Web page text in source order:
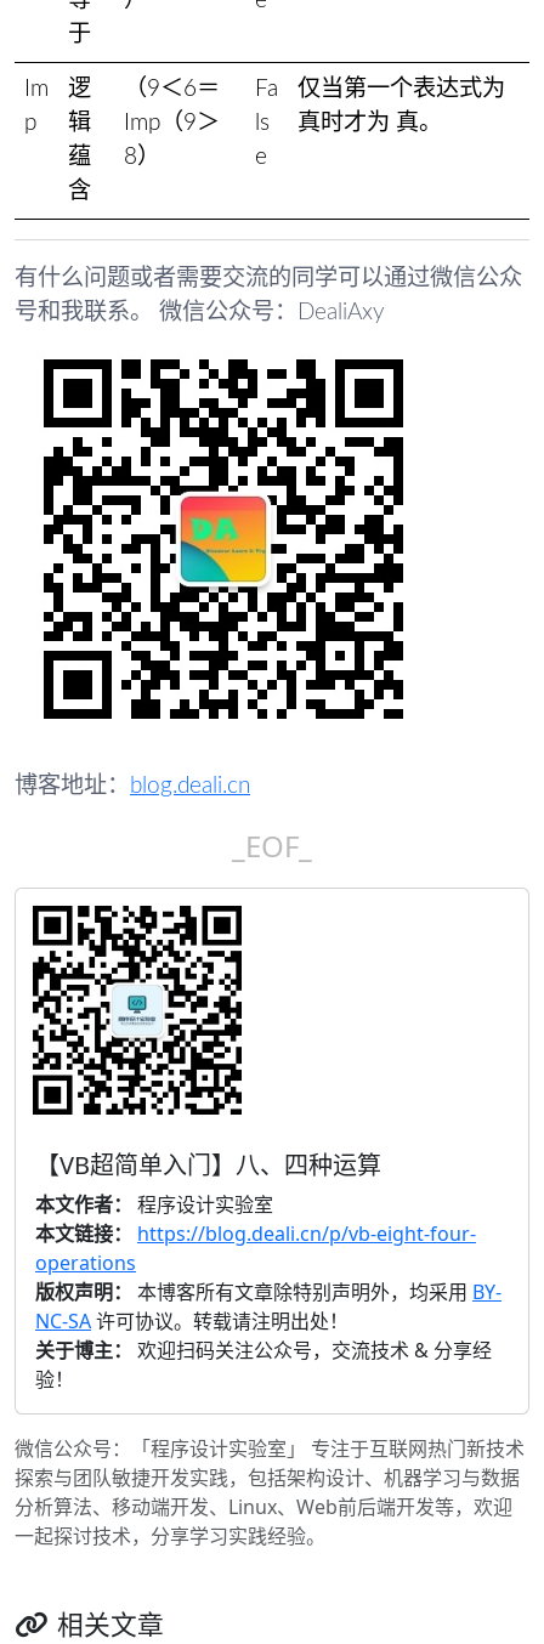
于
Im
p
逻
辑
蕴
含
（9＜6＝
Imp（9＞
8）
Fa
ls
e
仅当第一个表达式为
真时才为 真。
有什么问题或者需要交流的同学可以通过微信公众
号和我联系。 微信公众号：DealiAxy
博客地址： blog.deali.cn
_EOF_
【VB超简单入门】八、四种运算
本文作者：
程序设计实验室
本文链接：
https://blog.deali.cn/p/vb-eight-four-
operations
版权声明：
本博客所有文章除特别声明外，均采用 BY-
NC-SA许可协议。转载请注明出处！
关于博主：
欢迎扫码关注公众号，交流技术 & 分享经
验！
微信公众号：「程序设计实验室」 专注于互联网热门新技术
探索与团队敏捷开发实践，包括架构设计、机器学习与数据
分析算法、移动端开发、Linux、Web前后端开发等，欢迎
一起探讨技术，分享学习实践经验。
相关文章